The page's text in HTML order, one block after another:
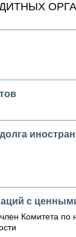
с
Комитета